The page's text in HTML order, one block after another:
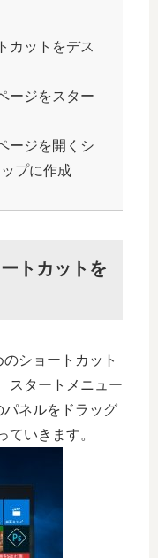
カットをデス
ージをスター
ージを開くシ
プに作成
トカットを
ショートカット
スタートメニュー
パネルをドラッグ
ていきます。